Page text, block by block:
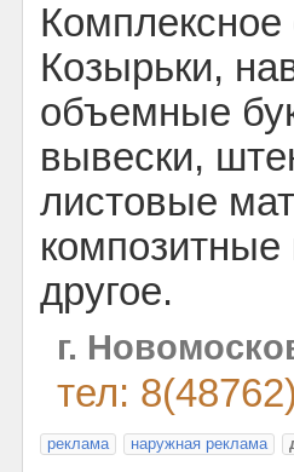
Козырьки,
объемные
вывески,
листовые
композитные
другое.
г.
тел:
реклама наружная реклама